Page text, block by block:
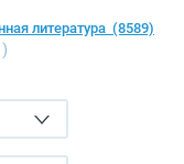
литература (8589)